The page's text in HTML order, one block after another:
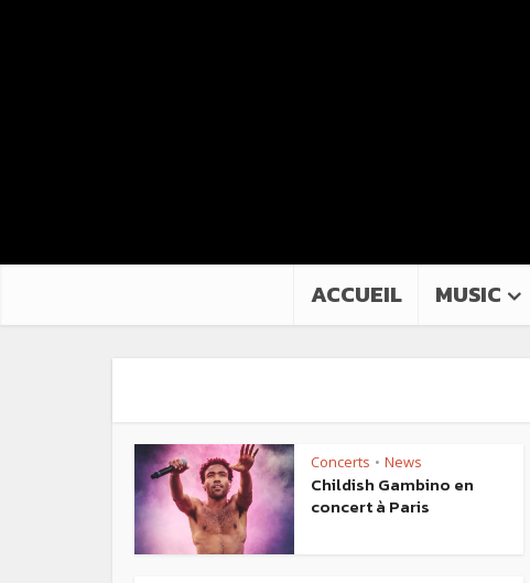
ACCUEIL MUSIC
Concerts • News
Childish Gambino en
concert à Paris